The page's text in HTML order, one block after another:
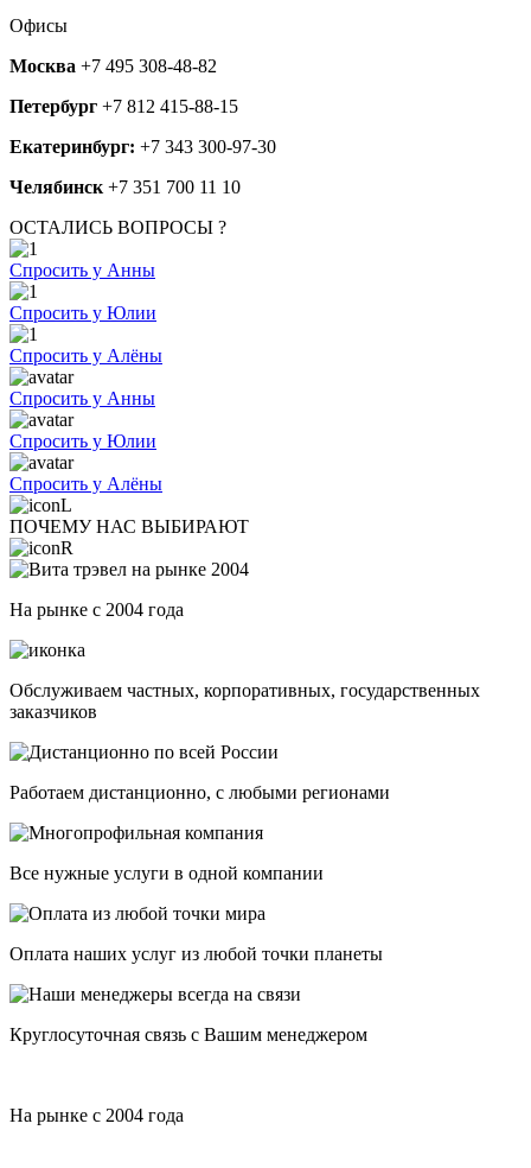
Офисы
Москва +7 495 308-48-82
Петербург +7 812 415-88-15
Екатеринбург: +7 343 300-97-30
Челябинск +7 351 700 11 10
ОСТАЛИСЬ ВОПРОСЫ ?
Спросить у Анны
Спросить у Юлии
Спросить у Алёны
Спросить у Анны
Спросить у Юлии
Спросить у Алёны
ПОЧЕМУ НАС ВЫБИРАЮТ
На рынке с 2004 года
Обслуживаем частных, корпоративных, государственных
заказчиков
Работаем дистанционно, с любыми регионами
Все нужные услуги в одной компании
Оплата наших услуг из любой точки планеты
Круглосуточная связь с Вашим менеджером
На рынке с 2004 года